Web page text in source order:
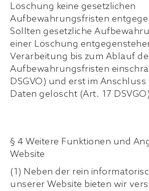
Löschung keine gesetzlichen
Aufbewahrungsfristen
Sollten gesetzliche
einer Löschung
Verarbeitung bis zum Ablauf
Aufbewahrungsfristen
DSGVO) und erst im
Daten gelöscht (Art. 17
§ 4 Weitere Funktionen und
Website
(1) Neben der rein
unserer Website bieten wir